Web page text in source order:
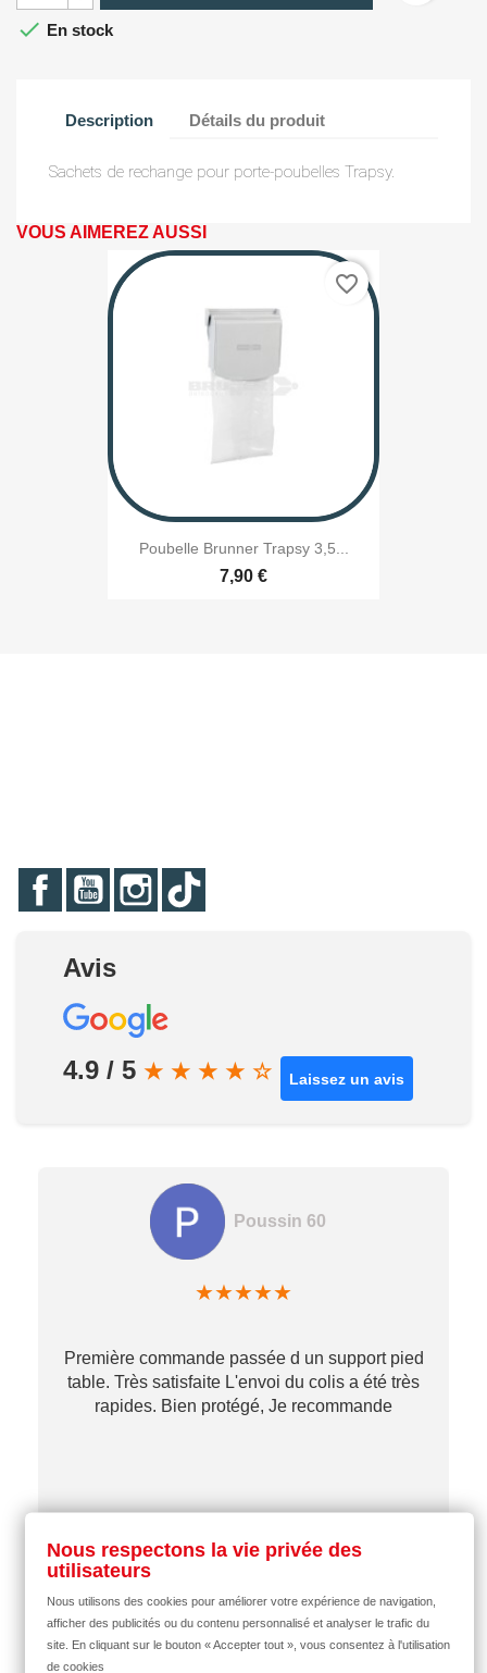
 En stock
Description Détails du produit
Sachets de rechange pour porte-poubelles Trapsy.
VOUS AIMEREZ AUSSI
Poubelle Brunner Trapsy 3,5...
7,90 €
favorite_border
FacebookYouTubeInstagram
Avis
4.9 / 5 ★ ★ ★ ★ ☆ Laissez un avis
Poussin 60
★★★★★
Première commande passée d un support pied
table. Très satisfaite L'envoi du colis a été très
rapides. Bien protégé, Je recommande
Nous respectons la vie privée des
utilisateurs
Nous utilisons des cookies pour améliorer votre expérience de navigation,
afficher des publicités ou du contenu personnalisé et analyser le trafic du
site. En cliquant sur le bouton « Accepter tout », vous consentez à l'utilisation
de cookies